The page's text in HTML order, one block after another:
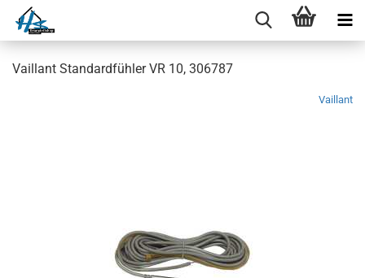
Vaillant Standardfühler VR 10, 306787
Vaillant